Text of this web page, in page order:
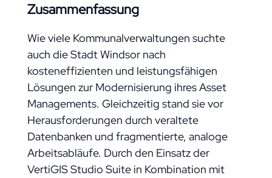
Zusammenfassung
Wie viele Kommunalverwaltungen suchte
auch die Stadt Windsor nach
kosteneffizienten und leistungsfähigen
Lösungen zur Modernisierung ihres Asset
Managements. Gleichzeitig stand sie vor
Herausforderungen durch veraltete
Datenbanken und fragmentierte, analoge
Arbeitsabläufe. Durch den Einsatz der
VertiGIS Studio Suite in Kombination mit